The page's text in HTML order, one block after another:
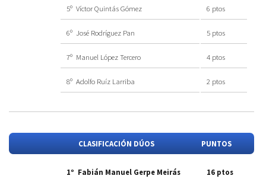
5º Víctor Quintás Gómez 6 ptos
6º José Rodríguez Pan 5 ptos
7º Manuel López Tercero 4 ptos
8º Adolfo Ruíz Larriba 2 ptos
CLASIFICACIÓN DÚOS PUNTOS
1º Fabián Manuel Gerpe Meirás 16 ptos